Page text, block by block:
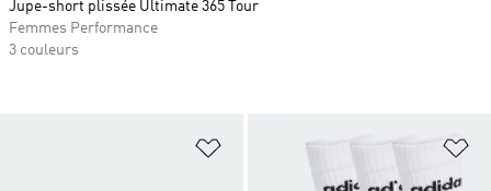
Ajouter à la Liste de produits
Jupe-short plissée Ultimate 365 Tour
Femmes Performance
3 couleurs